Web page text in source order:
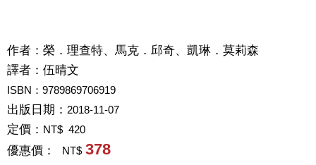
作者： 榮．理查特、馬克．邱奇、凱琳．莫莉森
譯者： 伍晴文
ISBN：9789869706919
出版日期： 2018-11-07
定價： NT$ 420
優惠價： NT$ 378